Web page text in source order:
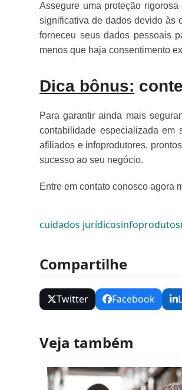
Assegure uma proteção
significativa de dados devido às
forneceu seus dados pessoais
menos que haja consentimento
Dica bônus:
Para garantir ainda mais
contabilidade especializada
afiliados e infoprodutores,
sucesso ao seu negócio.
Entre em contato conosco agora
cuidados jurídicosinfoprodutos
Compartilhe
Twitter Facebook
Veja também